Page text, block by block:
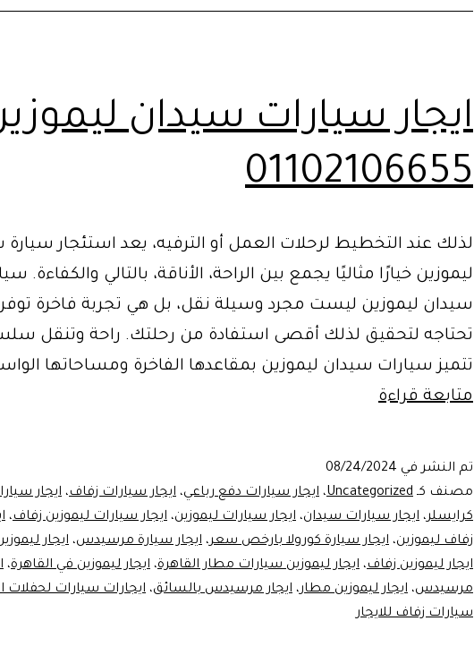
ايجار سيارات سيدان
01102106655
لذلك عند التخطيط لرحلات العمل أو الترفيه، يعد استئجار
ليموزين خيارًا مثاليًا يجمع بين الراحة، الأناقة، بالتالي والكفاءة.
سيدان ليموزين ليست مجرد وسيلة نقل، بل هي تجربة فاخرة
تحتاجه لتحقيق لذلك أقصى استفادة من رحلتك. راحة وتنقل سلس
تتميز سيارات سيدان ليموزين بمقاعدها الفاخرة ومساحاتها
متابعة قراءة
سيدان
ليموزين
01102106655
تم النشر في 08/24/2024
مصنف كـ Uncategorized، ايجار سيارات دفع رباعي، ايجار سيارات زفاف، ايجار
كرايسلر، ايجار سيارات سيدان، ايجار سيارات ليموزين، ايجار سيارات ليموزين زفاف،
زفاف ليموزين، ايجار سيارة كورولا بارخص سعر، ايجار سيارة مرسيدس، ايجار
ايجار ليموزين زفاف، ايجار ليموزين سيارات مطار القاهرة، ايجار ليموزين في القاهرة،
مرسيدس، ايجار ليموزين مطار، ايجار مرسيدس بالسائق، ايجارات سيارات لحفلات
سيارات زفاف للايجار